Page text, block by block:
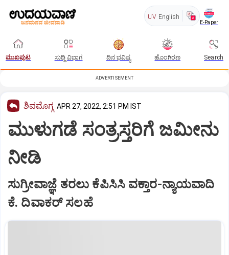
UV English
E-Paper
ಮುಖಪುಟ ಸುದ್ದಿ ವಿಭಾಗ ದಿನ ಭವಿಷ್ಯ ಹೊಂಗಿರಣ Search
ADVERTISEMENT
ಶಿವಮೊಗ್ಗ APR 27, 2022, 2:51 PM IST
ಮುಳುಗಡೆ ಸಂತ್ರಸ್ತರಿಗೆ ಜಮೀನು
ನೀಡಿ
ಸುಗ್ರೀವಾಜ್ಞೆ ತರಲು ಕೆಪಿಸಿಸಿ ವಕ್ತಾರ-ನ್ಯಾಯವಾದಿ
ಕೆ. ದಿವಾಕರ್‌ ಸಲಹೆ